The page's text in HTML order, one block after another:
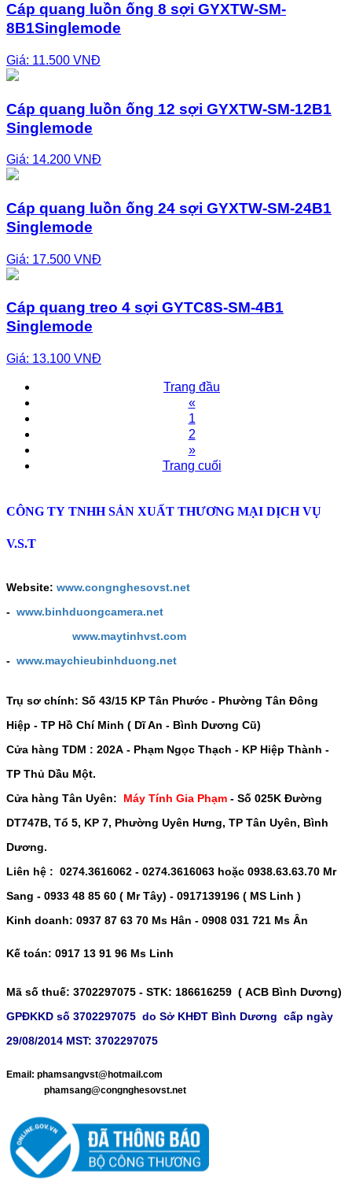
Cáp quang luồn ống 8 sợi GYXTW-SM-
8B1Singlemode
Giá: 11.500 VNĐ
Cáp quang luồn ống 12 sợi GYXTW-SM-12B1
Singlemode
Giá: 14.200 VNĐ
Cáp quang luồn ống 24 sợi GYXTW-SM-24B1
Singlemode
Giá: 17.500 VNĐ
Cáp quang treo 4 sợi GYTC8S-SM-4B1
Singlemode
Giá: 13.100 VNĐ
Trang đầu
«
1
2
»
Trang cuối
CÔNG TY TNHH SẢN XUẤT THƯƠNG MẠI DỊCH VỤ
V.S.T
Website: www.congnghesovst.net
- www.binhduongcamera.net
www.maytinhvst.com
- www.maychieubinhduong.net
Trụ sơ chính: Số 43/15 KP Tân Phước - Phường Tân Đông
Hiệp - TP Hồ Chí Minh ( Dĩ An - Bình Dương Cũ)
Cửa hàng TDM : 202A - Phạm Ngọc Thạch - KP Hiệp Thành -
TP Thủ Dầu Một.
Cửa hàng Tân Uyên:
Máy Tính Gia Phạm - Số 025K Đường
DT747B, Tổ 5, KP 7, Phường Uyên Hưng, TP Tân Uyên, Bình
Dương.
Liên hệ : 0274.3616062 - 0274.3616063 hoặc 0938.63.63.70 Mr
Sang - 0933 48 85 60 ( Mr Tây) - 0917139196 ( MS Linh )
Kinh doanh: 0937 87 63 70 Ms Hân - 0908 031 721 Ms Ân
Kế toán: 0917 13 91 96 Ms Linh
Mã số thuế: 3702297075 - STK: 186616259 ( ACB Bình Dương)
GPĐKKD số 3702297075 do Sở KHĐT Bình Dương cấp ngày
29/08/2014 MST: 3702297075
Email: phamsangvst@hotmail.com
phamsang@congnghesovst.net